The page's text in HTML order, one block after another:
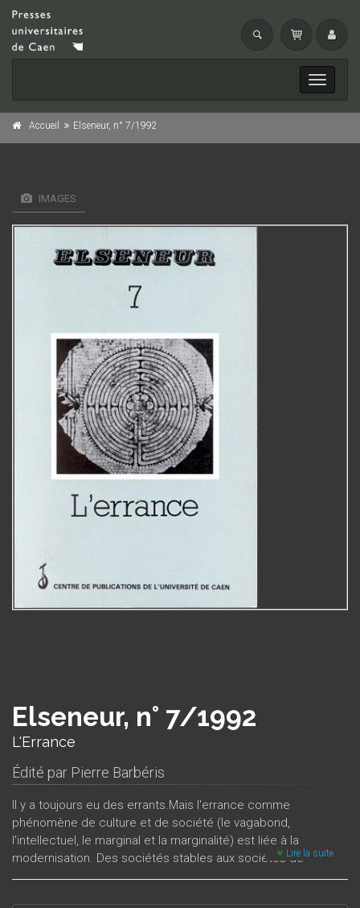
Toggle
Accueil Elseneur, n° 7/1992
IMAGES
Elseneur, n° 7/1992
L'Errance
Édité par Pierre Barbéris
Il y a toujours eu des errants.Mais l'errance comme
phénomène de culture et de société (le vagabond,
l'intellectuel, le marginal et la marginalité) est liée à la
modernisation. Des sociétés stables aux sociétés de
l’échange et du mouvement, ce qui portait la vie porte la mort
Lire la suite